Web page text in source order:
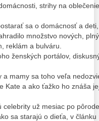
strihy na
sa o domácnosť a
množstvo nových,
reklám a bulváru.
ženských portálov,
mamy sa toho veľa
Kate a ako ťažko ho znáša
už mesiac po
sa starajú o dieťa, v